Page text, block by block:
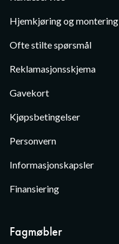
Hjemkjøring og montering
Ofte stilte spørsmål
Reklamasjonsskjema
Gavekort
Kjøpsbetingelser
Personvern
Informasjonskapsler
Finansiering
Fagmøbler